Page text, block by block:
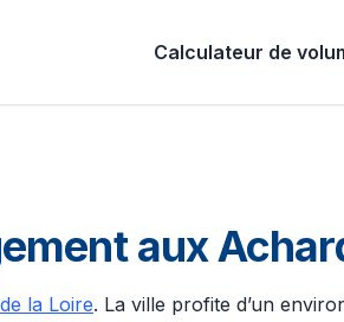
Calculateur de
aux
la Loire. La ville profite d’un